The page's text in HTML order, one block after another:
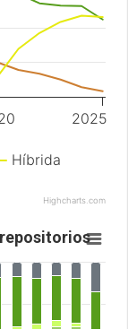
2025
Híbrida
Highcharts.com